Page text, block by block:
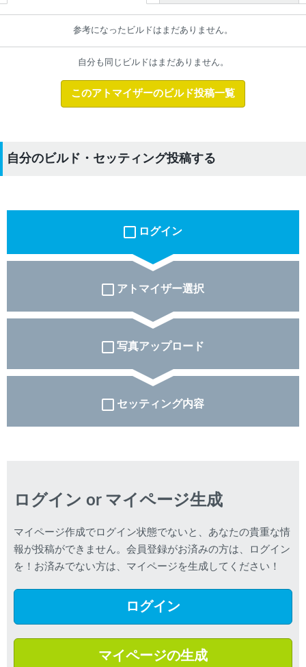
参考になったビルドはまだありません。
自分も同じビルドはまだありません。
このアトマイザーのビルド投稿一覧
自分のビルド・セッティング投稿する
ログイン
アトマイザー選択
写真アップロード
セッティング内容
ログイン or マイページ生成
マイページ作成でログイン状態でないと、あなたの貴重な情
報が投稿ができません。会員登録がお済みの方は、ログイン
を！お済みでない方は、マイページを生成してください！
ログイン
マイページの生成